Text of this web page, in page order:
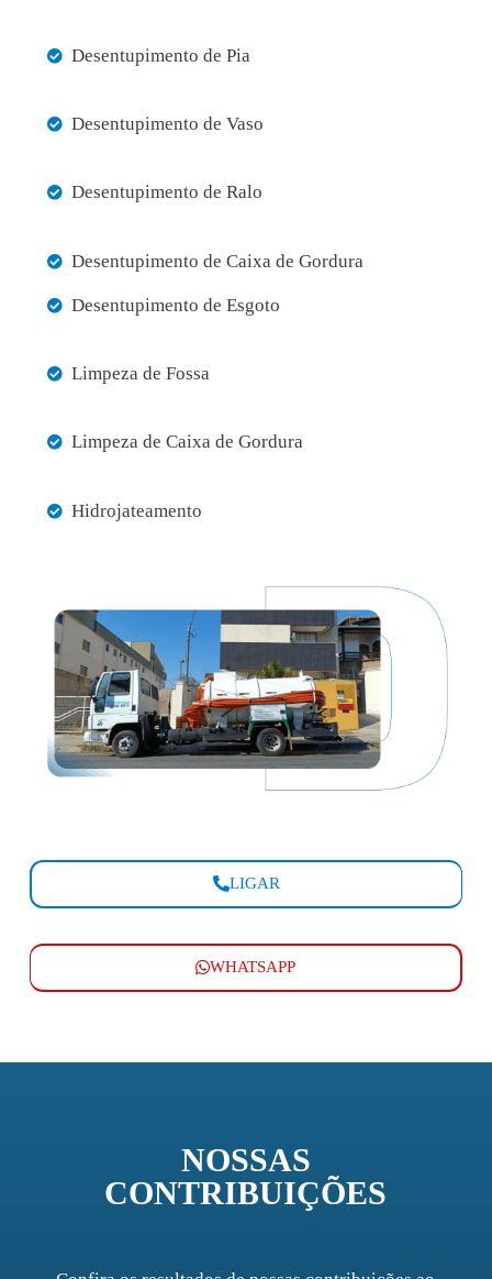
Desentupimento de Pia
Desentupimento de Vaso
Desentupimento de Ralo
Desentupimento de Caixa de Gordura
Desentupimento de Esgoto
Limpeza de Fossa
Limpeza de Caixa de Gordura
Hidrojateamento
LIGAR
WHATSAPP
NOSSAS
CONTRIBUIÇÕES